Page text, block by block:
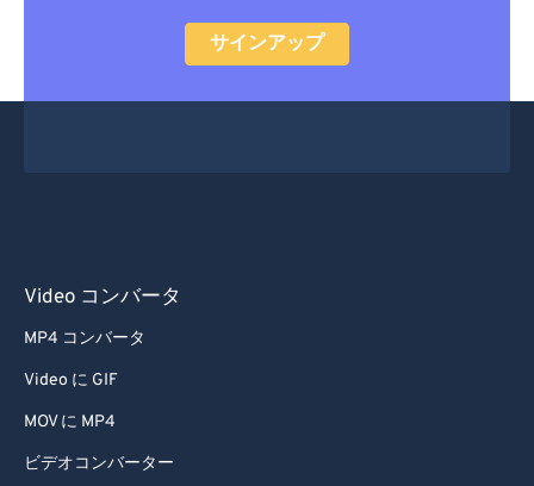
サインアップ
Video コンバータ
MP4 コンバータ
Video に GIF
MOV に MP4
ビデオコンバーター